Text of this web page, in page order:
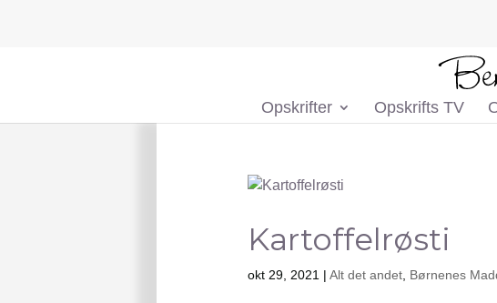
Opskrifter Opskrifts TV
Kartoffelrøsti
okt 29, 2021 | Alt det andet Børnenes